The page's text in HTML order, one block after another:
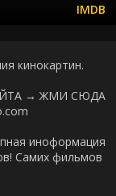
кинокартин.
→ ЖМИ СЮДА
иноформация
Самих фильмов